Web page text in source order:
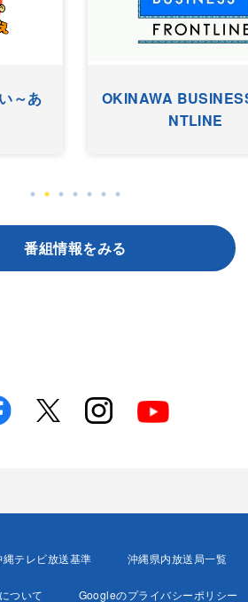
～あ
OKINAWA
NTLINE
番組情報をみる
縄テレビ放送基準 沖縄県内放送局一覧
ついて Googleのプライバシーポリシー